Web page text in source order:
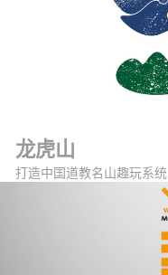
龙虎山
打造中国道教名山趣玩系统